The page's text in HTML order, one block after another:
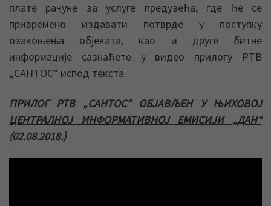
плате рачуне за услуге предузећа, где ће се
привремено издавати потврде у поступку
озакоњења објеката, као и друге битне
информације сазнаћете у видео прилогу РТВ
„САНТОС“ испод текста.
ПРИЛОГ РТВ „САНТОС“ ОБЈАВЉЕН У ЊИХОВОЈ
ЦЕНТРАЛНОЈ ИНФОРМАТИВНОЈ ЕМИСИЈИ „ДАН“
(02.08.2018.)